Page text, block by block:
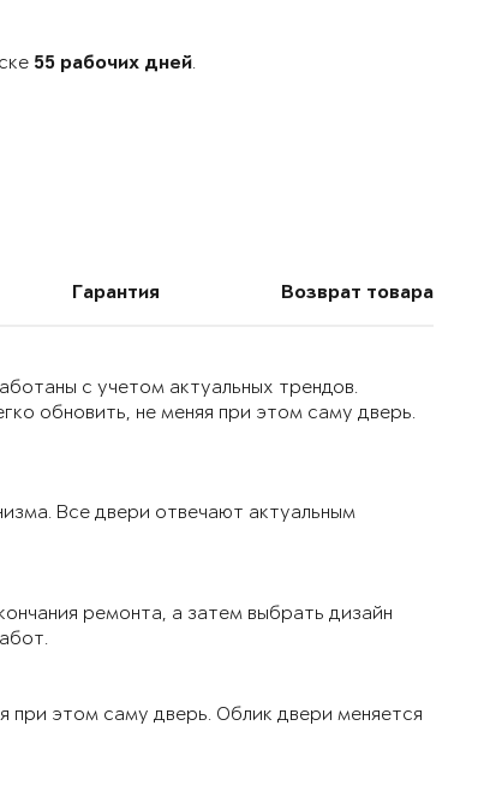
55 рабочих дней.
Гарантия Возврат товара
с учетом актуальных трендов.
обновить, не меняя при этом саму дверь.
Все двери отвечают актуальным
ремонта, а затем выбрать дизайн
при этом саму дверь. Облик двери меняется